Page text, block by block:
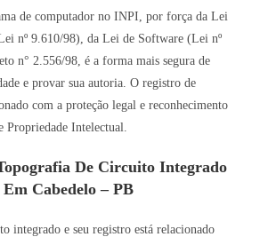
de computador no INPI, por força da Lei
nº 9.610/98), da Lei de Software (Lei nº
n° 2.556/98, é a forma mais segura de
e provar sua autoria. O registro de
com a proteção legal e reconhecimento
Propriedade Intelectual.
De Circuito Integrado
Em Cabedelo – PB
integrado e seu registro está relacionado